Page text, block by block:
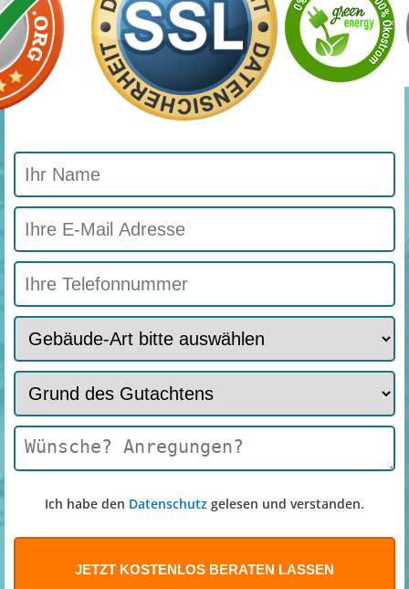
Ich habe den Datenschutz gelesen und verstanden.